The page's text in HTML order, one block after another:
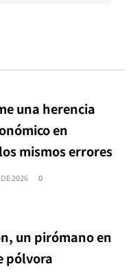
una herencia
en
mismos errores
2026 0
un pirómano en
pólvora